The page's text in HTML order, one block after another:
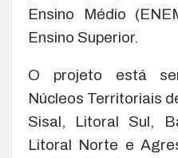
Ensino Médio
Ensino Superior.
O projeto está
Núcleos Territoriais
Sisal, Litoral Sul,
Litoral Norte e